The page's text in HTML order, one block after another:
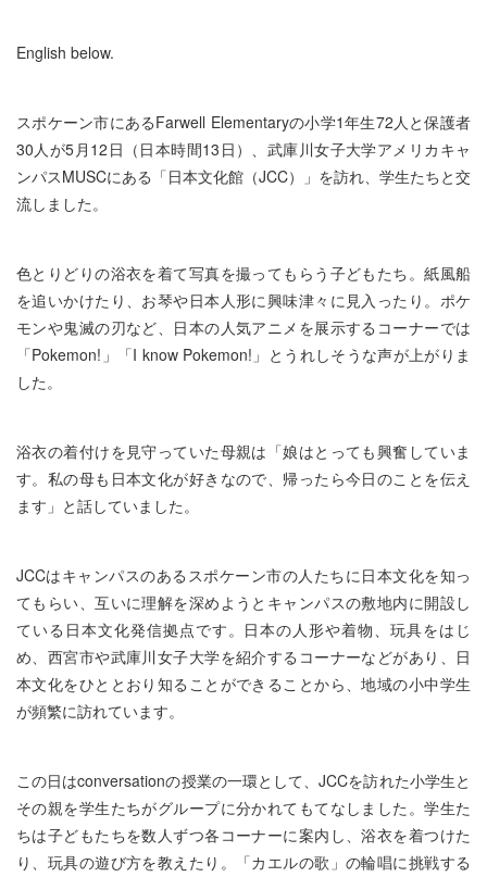
English below.
スポケーン市にあるFarwell Elementaryの小学1年生72人と保護者
30人が5月12日（日本時間13日）、武庫川女子大学アメリカキャ
ンパスMUSCにある「日本文化館（JCC）」を訪れ、学生たちと交
流しました。
色とりどりの浴衣を着て写真を撮ってもらう子どもたち。紙風船
を追いかけたり、お琴や日本人形に興味津々に見入ったり。ポケ
モンや鬼滅の刃など、日本の人気アニメを展示するコーナーでは
「Pokemon!」「I know Pokemon!」とうれしそうな声が上がりま
した。
浴衣の着付けを見守っていた母親は「娘はとっても興奮していま
す。私の母も日本文化が好きなので、帰ったら今日のことを伝え
ます」と話していました。
JCCはキャンパスのあるスポケーン市の人たちに日本文化を知っ
てもらい、互いに理解を深めようとキャンパスの敷地内に開設し
ている日本文化発信拠点です。日本の人形や着物、玩具をはじ
め、西宮市や武庫川女子大学を紹介するコーナーなどがあり、日
本文化をひととおり知ることができることから、地域の小中学生
が頻繁に訪れています。
この日はconversationの授業の一環として、JCCを訪れた小学生と
その親を学生たちがグループに分かれてもてなしました。学生た
ちは子どもたちを数人ずつ各コーナーに案内し、浴衣を着つけた
り、玩具の遊び方を教えたり。「カエルの歌」の輪唱に挑戦する